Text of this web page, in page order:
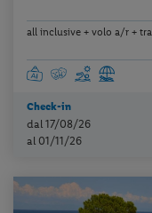
all inclusive + volo a/r +
Check-in
dal 17/08/26
al 01/11/26